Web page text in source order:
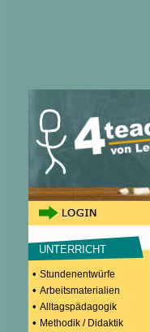
UNTERRICHT
• Stundenentwürfe
• Arbeitsmaterialien
• Alltagspädagogik
• Methodik / Didaktik